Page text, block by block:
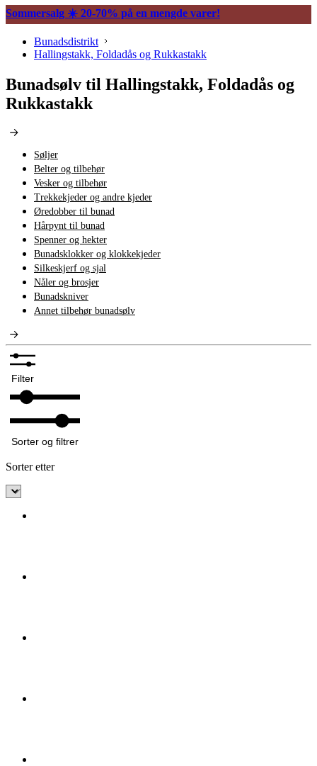
Sommersalg ☀️ 20-70% på en mengde varer!
Bunadsdistrikt
Hallingstakk, Foldadås og Rukkastakk
Bunadsølv til Hallingstakk, Foldadås og
Rukkastakk
Søljer
Belter og tilbehør
Vesker og tilbehør
Trekkekjeder og andre kjeder
Øredobber til bunad
Hårpynt til bunad
Spenner og hekter
Bunadsklokker og klokkekjeder
Silkeskjerf og sjal
Nåler og brosjer
Bunadskniver
Annet tilbehør bunadsølv
Filter
Sorter og filtrer
Sorter etter